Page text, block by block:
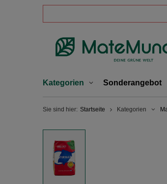
Kategorien Sonderangebot
Sie sind hier: Startseite Kategorien